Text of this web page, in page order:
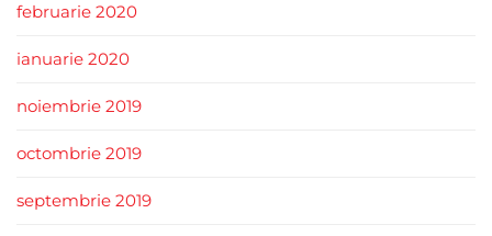
februarie 2020
ianuarie 2020
noiembrie 2019
octombrie 2019
septembrie 2019